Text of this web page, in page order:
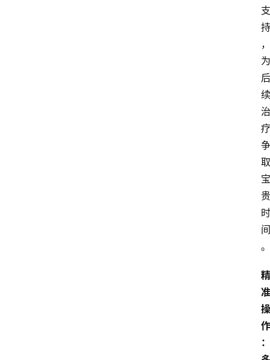
支
持
，
为
后
续
治
疗
争
取
宝
贵
时
间
。
精
准
操
作
：